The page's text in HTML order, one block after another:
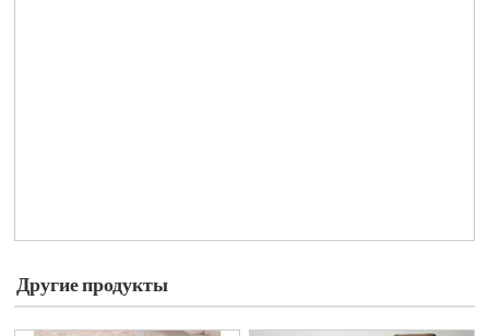
Другие продукты